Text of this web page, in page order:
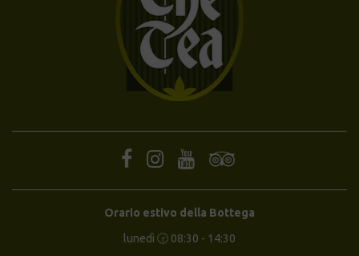
Orario estivo della Bottega
lunedì 🕝 08:30 - 14:30